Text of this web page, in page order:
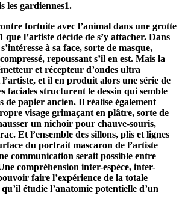
les gardiennes1.
fortuite avec l’animal dans une grotte
que l’artiste décide de s’y attacher. Dans
à sa face, sorte de masque,
repoussant s’il en est. Mais la
et récepteur d’ondes ultra
l’artiste, et il en produit alors une série de
faciales structurent le dessin qui semble
de papier ancien. Il réalise également
visage grimaçant en plâtre, sorte de
un nichoir pour chauve-souris,
Et l’ensemble des sillons, plis et lignes
du portrait mascaron de l’artiste
communication serait possible entre
compréhension inter-espèce, inter-
faire l’expérience de la totale
étudie l’anatomie potentielle d’un